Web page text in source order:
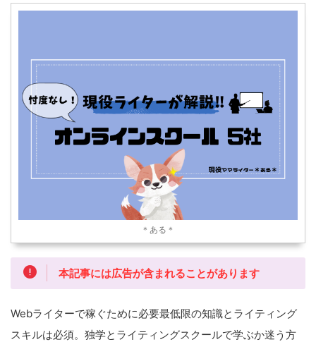
＊ある＊
本記事には広告が含まれることがあります
Webライターで稼ぐために必要最低限の知識とライティング
スキルは必須。独学とライティングスクールで学ぶか迷う方